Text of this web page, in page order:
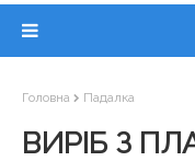
Головна Падалка
ВИРІБ З